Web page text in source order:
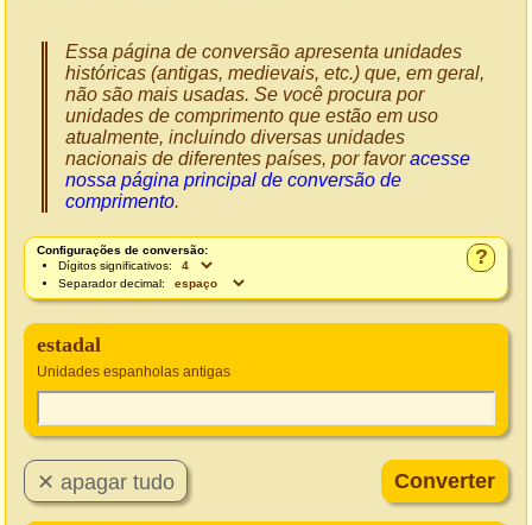
Essa página de conversão apresenta unidades
históricas (antigas, medievais, etc.) que, em geral,
não são mais usadas. Se você procura por
unidades de comprimento que estão em uso
atualmente, incluindo diversas unidades
nacionais de diferentes países, por favoracesse
nossa página principal de conversão de
comprimento.
?
Configurações de conversão:
Dígitos significativos:
Separador decimal:
estadal
Unidades espanholas antigas